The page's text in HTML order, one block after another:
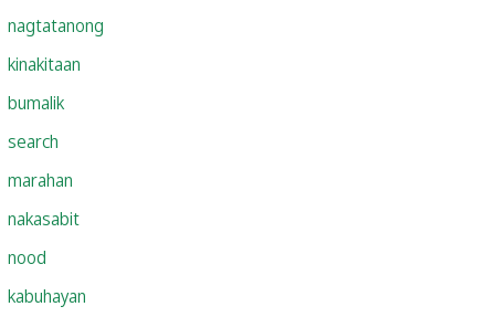
nagtatanong
kinakitaan
bumalik
search
marahan
nakasabit
nood
kabuhayan